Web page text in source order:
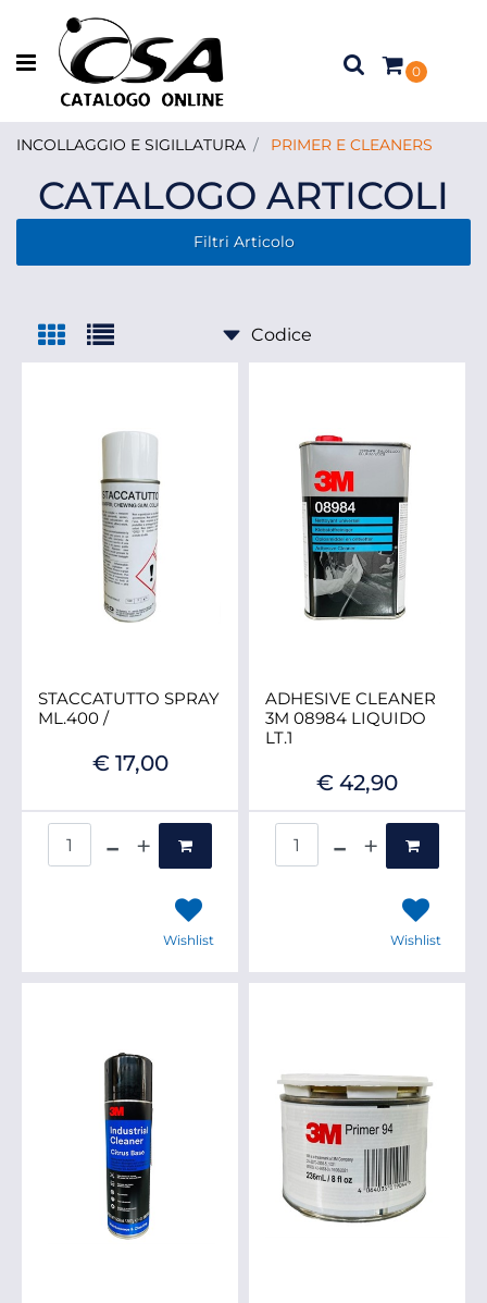
Open menu
0
INCOLLAGGIO E SIGILLATURA PRIMER E CLEANERS
CATALOGO ARTICOLI
Filtri Articolo
STACCATUTTO SPRAY
ML.400 /
€ 17,00
Wishlist
ADHESIVE CLEANER
3M 08984 LIQUIDO
LT.1
€ 42,90
Wishlist